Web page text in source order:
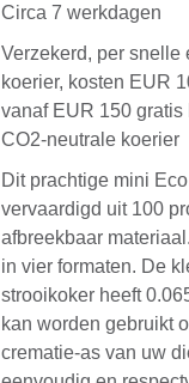
Circa 7 werkdagen
Verzekerd, per snelle
koerier, kosten EUR
vanaf EUR 150 gratis
CO2-neutrale koerier
Dit prachtige mini
vervaardigd uit 100
afbreekbaar
in vier formaten. De
strooikoker heeft
kan worden gebruikt
crematie-as van uw